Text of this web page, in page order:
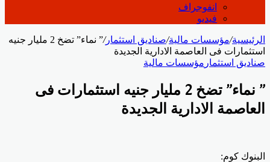
انفوجراف
فيديو
الرئيسية/مؤسسات مالية/صناديق استثمار/
” نماء” تضخ 2 مليار جنيه
استثمارات فى العاصمة الادارية الجديدة
صناديق استثمار مؤسسات مالية
” نماء” تضخ 2 مليار جنيه استثمارات فى
العاصمة الادارية الجديدة
البنوك كوم: